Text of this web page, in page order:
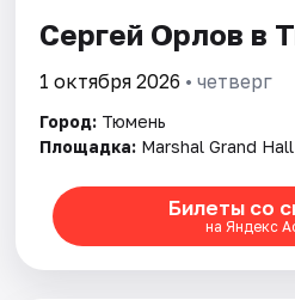
Площадки
Артисты
Рейтинги
Сергей Орлов в
1 октября 2026 • четверг
Город: Тюмень
Площадка: Marshal Grand Hall
Билеты со
на Яндекс